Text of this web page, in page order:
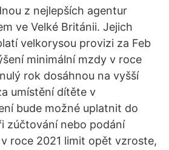
z nejlepších agentur
ve Velké Británii. Jejich
velkorysou provizi za Feb
minimální mzdy v roce
rok dosáhnou na vyšší
umístění dítěte v
bude možné uplatnit do
zúčtování nebo podání
roce 2021 limit opět vzroste,